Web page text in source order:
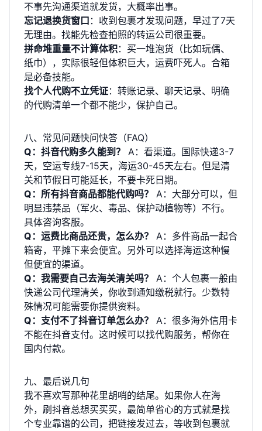
不事先沟通渠道就发货，大概率出事。
忘记退换货窗口 ：收到包裹才发现问题，早过了7天
无理由。找能先检查拍照的转运公司很重要。
拼命堆重量不计算体积：买一堆泡货（比如玩偶、
纸巾），实际很轻但体积巨大，运费吓死人。合箱
是必备技能。
找个人代购不立凭证：转账记录、聊天记录、明确
的代购清单一个都不能少，保护自己。
八、常见问题快问快答（FAQ）
Q：抖音代购多久能到？
A：看渠道。国际快递3-7
天，空运专线7-15天，海运30-45天左右。但是清
关和节假日可能延长，不要卡死日期。
Q：所有抖音商品都能代购吗？
A：大部分可以，但
明显违禁品（军火、毒品、保护动植物等）不行。
具体咨询客服。
Q：运费比商品还贵，怎么办？
A：多件商品一起合
箱寄，平摊下来会便宜。另外可以选择海运这种慢
但便宜的渠道。
Q：我需要自己去海关清关吗？
A：个人包裹一般由
快递公司代理清关，你收到通知缴税就行。少数特
殊情况可能需要你提供资料。
Q：支付不了抖音订单怎么办？
A：很多海外信用卡
不能在抖音支付。这时候可以找代购服务，帮你在
国内付款。
九、最后说几句
我不喜欢写那种花里胡哨的结尾。如果你人在海
外，刷抖音总想买买买，最简单省心的方式就是找
个专业靠谱的公司，把链接发过去，等收到包裹就